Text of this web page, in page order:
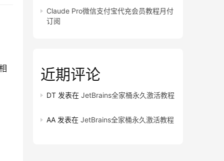
Claude Pro微信支付宝代充会员教程月付
订阅
近期评论
DT 发表在 JetBrains全家桶永久激活教程
AA 发表在 JetBrains全家桶永久激活教程